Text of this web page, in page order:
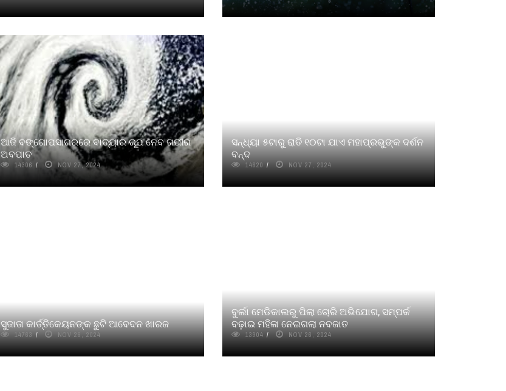
ଆଜି ବଙ୍ଗୋପସାଗରରେ ବାତ୍ୟାର ରୂପ ନେବ ଗଭୀର
ଅବପାତ
14306 NOV 27, 2024
ସନ୍ଧ୍ୟା ୫ଟାରୁ ରାତି ୧୦ଟା ଯାଏ ମହାପ୍ରଭୁଙ୍କ ଦର୍ଶନ
ବନ୍ଦ
14620 NOV 27, 2024
ସୁଜାତା କାର୍ତ୍ତିକେୟନଙ୍କ ଛୁଟି ଆବେଦନ ଖାରଜ
14763 NOV 26, 2024
ବୁର୍ଲା ମେଡିକାଲରୁ ପିଲା ଚୋରି ଅଭିଯୋଗ, ସମ୍ପର୍କ
ବଢ଼ାଇ ମହିଳା ନେଇଗଲା ନବଜାତ
13904 NOV 26, 2024